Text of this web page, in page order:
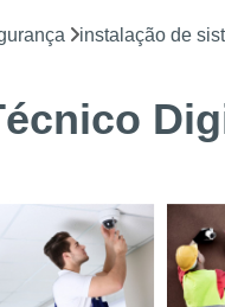
de
instalação de